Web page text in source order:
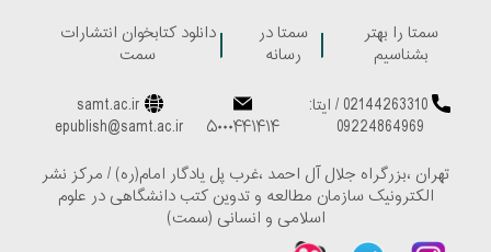
سمتا را بهتر
بشناسیم
سمتا در
رسانه
دانلود کتابخوان انتشارات
سمت
02144263310
/ایتا:
09224864969 ۵۰۰۰۴۴۱۴۱۴
samt.ac.ir
epublish@samt.ac.ir
تهران ،بزرگراه جلال آل احمد ،غرب پل یادگار امام(ره) / مرکز نشر
الکترونیک سازمان مطالعه و تدوین کتب دانشگاهی در علوم
اسلامی و انسانی (سمت)